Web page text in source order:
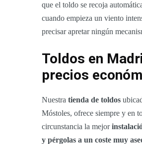
que el toldo se recoja
cuando empieza un viento
precisar apretar ningún
Toldos en
precios
Nuestra tienda de toldos
Móstoles, ofrece siempre y en
circunstancia la mejor
y pérgolas a un coste muy